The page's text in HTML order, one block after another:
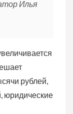
Илья
рублей,
юридические